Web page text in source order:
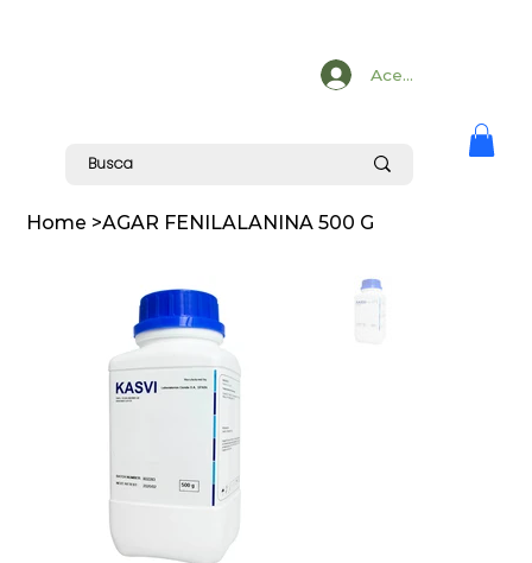
Acesse
Home >AGAR FENILALANINA 500 G